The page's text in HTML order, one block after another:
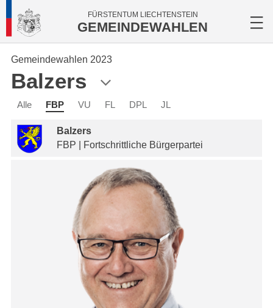
FÜRSTENTUM LIECHTENSTEIN
GEMEINDEWAHLEN
Gemeindewahlen 2023
Balzers
Alle FBP VU FL DPL JL
Balzers
FBP | Fortschrittliche Bürgerpartei